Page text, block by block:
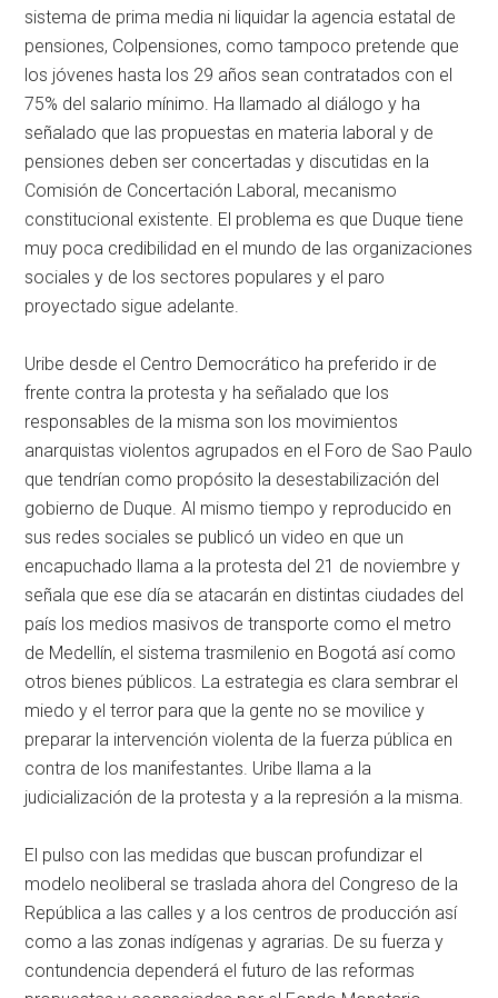
sistema de prima media ni liquidar la agencia estatal de
pensiones, Colpensiones, como tampoco pretende que
los jóvenes hasta los 29 años sean contratados con el
75% del salario mínimo. Ha llamado al diálogo y ha
señalado que las propuestas en materia laboral y de
pensiones deben ser concertadas y discutidas en la
Comisión de Concertación Laboral, mecanismo
constitucional existente. El problema es que Duque tiene
muy poca credibilidad en el mundo de las organizaciones
sociales y de los sectores populares y el paro
proyectado sigue adelante.
Uribe desde el Centro Democrático ha preferido ir de
frente contra la protesta y ha señalado que los
responsables de la misma son los movimientos
anarquistas violentos agrupados en el Foro de Sao Paulo
que tendrían como propósito la desestabilización del
gobierno de Duque. Al mismo tiempo y reproducido en
sus redes sociales se publicó un video en que un
encapuchado llama a la protesta del 21 de noviembre y
señala que ese día se atacarán en distintas ciudades del
país los medios masivos de transporte como el metro
de Medellín, el sistema trasmilenio en Bogotá así como
otros bienes públicos. La estrategia es clara sembrar el
miedo y el terror para que la gente no se movilice y
preparar la intervención violenta de la fuerza pública en
contra de los manifestantes. Uribe llama a la
judicialización de la protesta y a la represión a la misma.
El pulso con las medidas que buscan profundizar el
modelo neoliberal se traslada ahora del Congreso de la
República a las calles y a los centros de producción así
como a las zonas indígenas y agrarias. De su fuerza y
contundencia dependerá el futuro de las reformas